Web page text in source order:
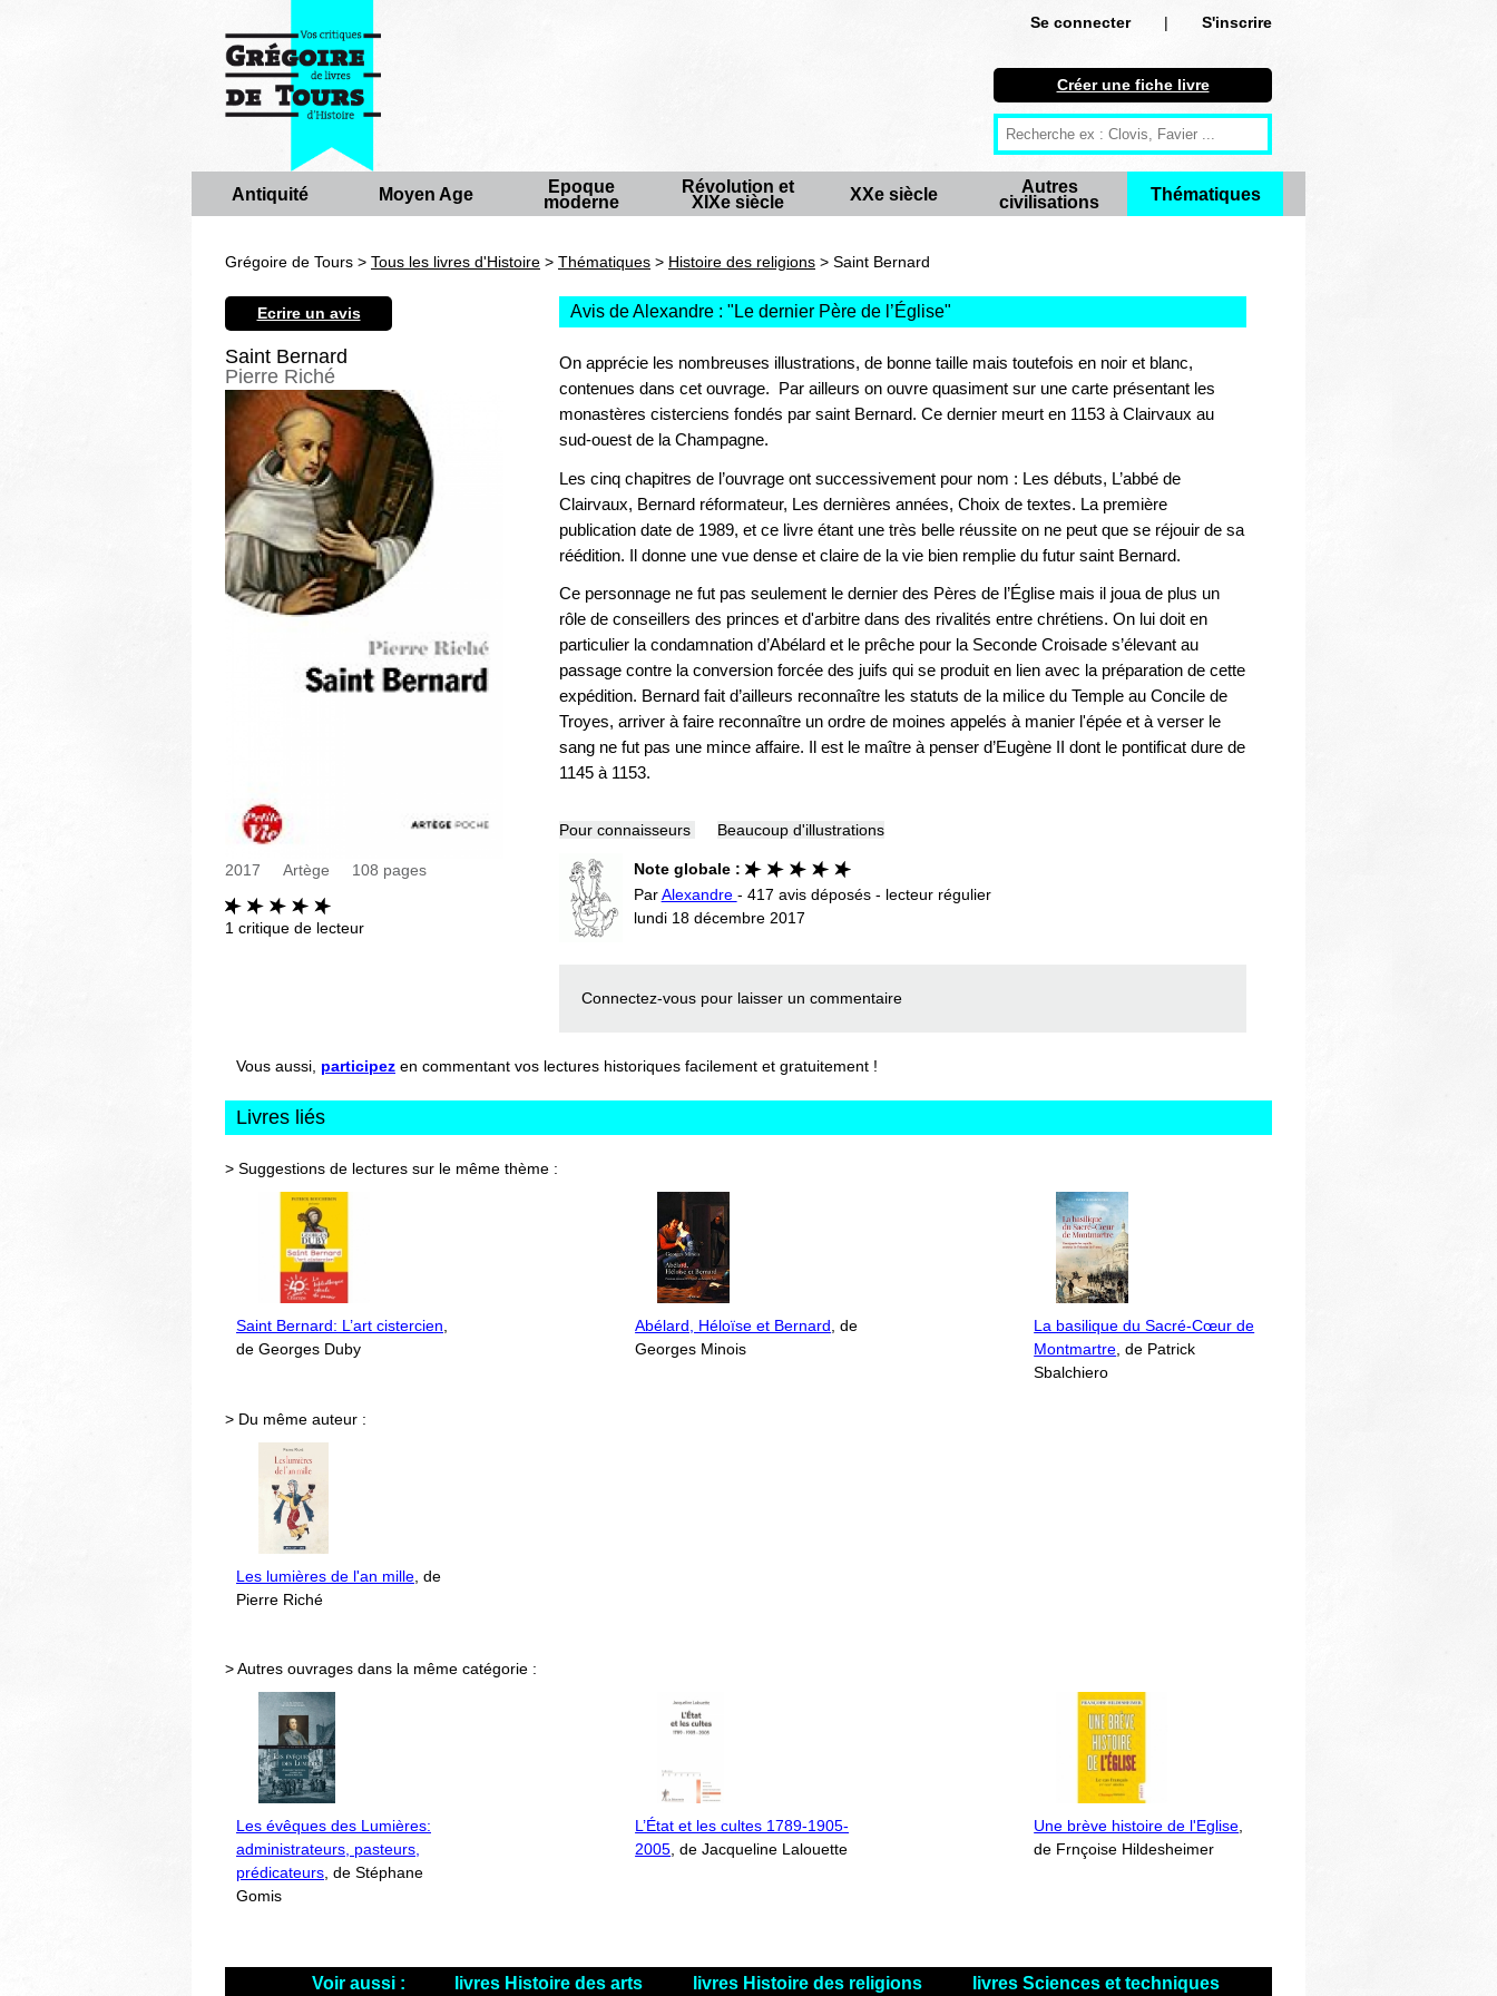
Se connecter |
S'inscrire
S'inscrire
Créer une fiche livre
Antiquité
Thématiques
Créer une fiche livre
Antiquité Moyen Age
Epoque
moderne
Révolution et
XIXe siècle
XXe siècle
Autres
civilisations
Thématiques
Grégoire de Tours > Tous les livres d'Histoire > Thématiques > Histoire des religions > Saint Bernard
Ecrire un avis
Saint Bernard
Pierre Riché
2017 Artège 108 pages
1 critique de lecteur
Avis de Alexandre : " Le dernier Père de l’Église"
On apprécie les nombreuses illustrations, de bonne taille mais toutefois en noir et blanc,
contenues dans cet ouvrage. Par ailleurs on ouvre quasiment sur une carte présentant les
monastères cisterciens fondés par saint Bernard. Ce dernier meurt en 1153 à Clairvaux au
sud-ouest de la Champagne.
Les cinq chapitres de l’ouvrage ont successivement pour nom : Les débuts, L’abbé de
Clairvaux, Bernard réformateur, Les dernières années, Choix de textes. La première
publication date de 1989, et ce livre étant une très belle réussite on ne peut que se réjouir de sa
réédition. Il donne une vue dense et claire de la vie bien remplie du futur saint Bernard.
Ce personnage ne fut pas seulement le dernier des Pères de l’Église mais il joua de plus un
rôle de conseillers des princes et d'arbitre dans des rivalités entre chrétiens. On lui doit en
particulier la condamnation d’Abélard et le prêche pour la Seconde Croisade s’élevant au
passage contre la conversion forcée des juifs qui se produit en lien avec la préparation de cette
expédition. Bernard fait d’ailleurs reconnaître les statuts de la milice du Temple au Concile de
Troyes, arriver à faire reconnaître un ordre de moines appelés à manier l'épée et à verser le
sang ne fut pas une mince affaire. Il est le maître à penser d’Eugène II dont le pontificat dure de
1145 à 1153.
Pour connaisseurs Beaucoup d'illustrations
Note globale :
ParAlexandre - 417 avis déposés - lecteur régulier
lundi 18 décembre 2017
Connectez-vous pour laisser un commentaire
Vous aussi, participez en commentant vos lectures historiques facilement et gratuitement !
Livres liés
> Suggestions de lectures sur le même thème :
Saint Bernard: L’art cistercien,
de Georges Duby
Abélard, Héloïse et Bernard, de
Georges Minois
La basilique du Sacré-Cœur de
Montmartre, de Patrick
Sbalchiero
> Du même auteur :
Les lumières de l'an mille, de
Pierre Riché
> Autres ouvrages dans la même catégorie :
Les évêques des Lumières:
administrateurs, pasteurs,
prédicateurs, de Stéphane
Gomis
L’État et les cultes 1789-1905-
2005, de Jacqueline Lalouette
Une brève histoire de l'Eglise,
de Frnçoise Hildesheimer
Voir aussi : livres Histoire des arts livres Histoire des religions livres Sciences et techniques